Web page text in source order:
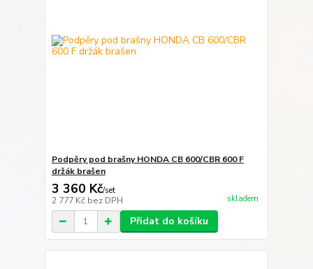
Podpěry pod brašny HONDA CB 600/CBR 600 F
držák brašen
3 360 Kč/set
2 777 Kč bez DPH skladem
Přidat do košíku